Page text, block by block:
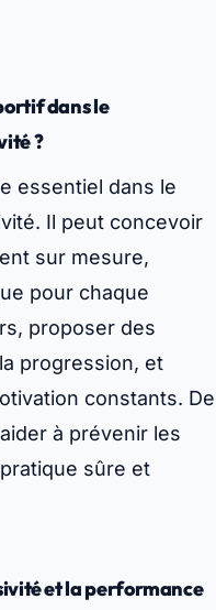
dans le
?
essentiel dans le
Il peut concevoir
sur mesure,
pour chaque
proposer des
progression, et
constants. De
à prévenir les
sûre et
et la performance